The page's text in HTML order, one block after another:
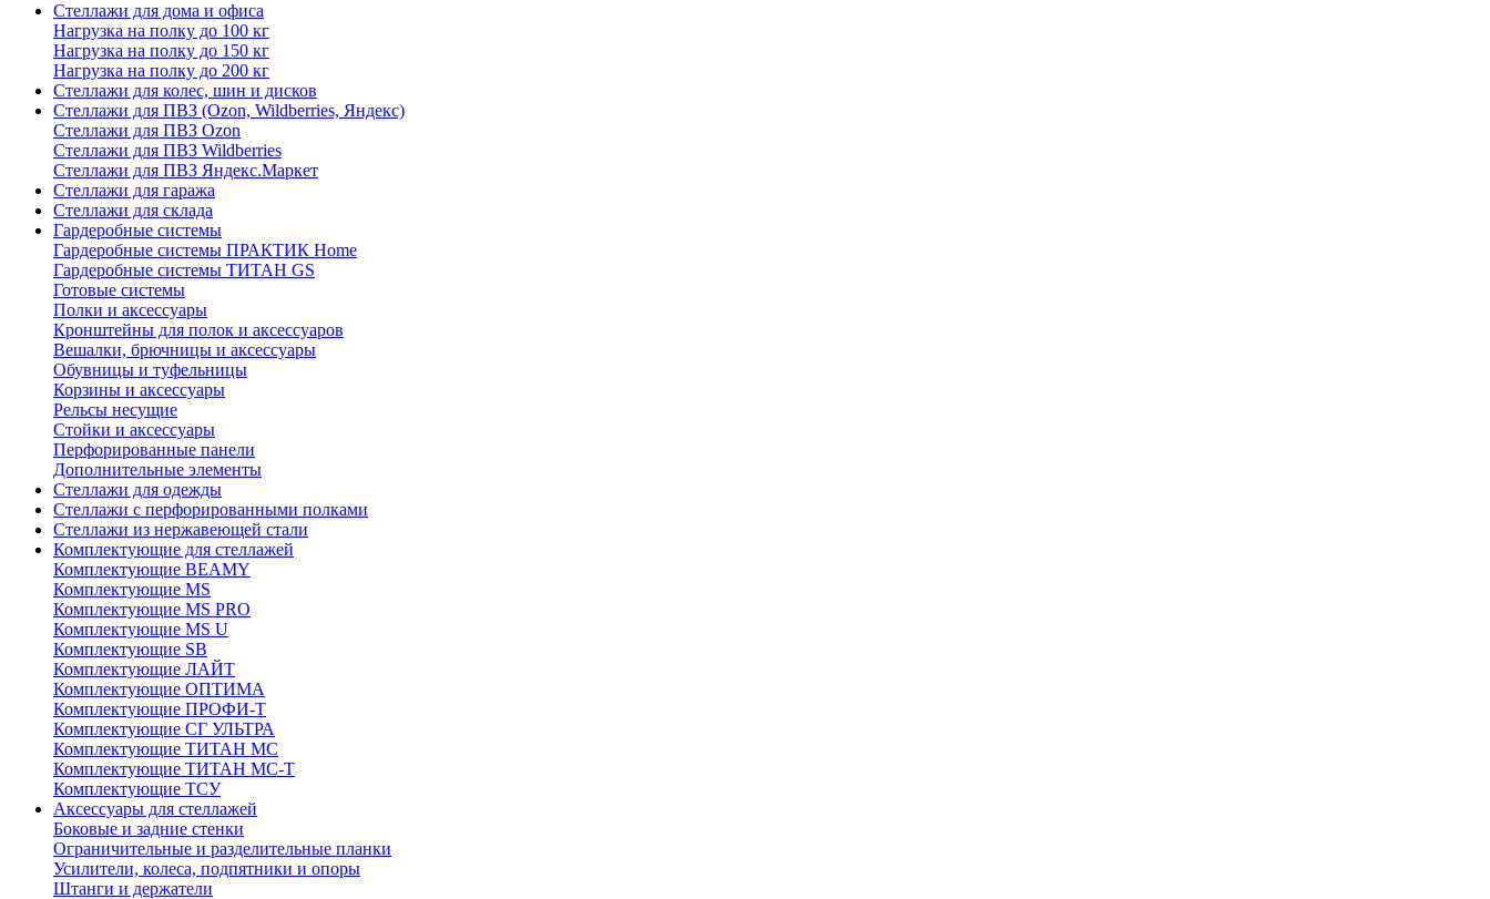
Стеллажи для дома и офиса
Нагрузка на полку до 100 кг
Нагрузка на полку до 150 кг
Нагрузка на полку до 200 кг
Стеллажи для колес, шин и дисков
Стеллажи для ПВЗ (Ozon, Wildberries, Яндекс)
Стеллажи для ПВЗ Ozon
Стеллажи для ПВЗ Wildberries
Стеллажи для ПВЗ Яндекс.Маркет
Стеллажи для гаража
Стеллажи для склада
Гардеробные системы
Гардеробные системы ПРАКТИК Home
Гардеробные системы ТИТАН GS
Готовые системы
Полки и аксессуары
Кронштейны для полок и аксессуаров
Вешалки, брючницы и аксессуары
Обувницы и туфельницы
Корзины и аксессуары
Рельсы несущие
Стойки и аксессуары
Перфорированные панели
Дополнительные элементы
Стеллажи для одежды
Стеллажи с перфорированными полками
Стеллажи из нержавеющей стали
Комплектующие для стеллажей
Комплектующие BEAMY
Комплектующие MS
Комплектующие MS PRO
Комплектующие MS U
Комплектующие SB
Комплектующие ЛАЙТ
Комплектующие ОПТИМА
Комплектующие ПРОФИ-Т
Комплектующие СГ УЛЬТРА
Комплектующие ТИТАН МС
Комплектующие ТИТАН МС-Т
Комплектующие ТСУ
Аксессуары для стеллажей
Боковые и задние стенки
Ограничительные и разделительные планки
Усилители, колеса, подпятники и опоры
Штанги и держатели